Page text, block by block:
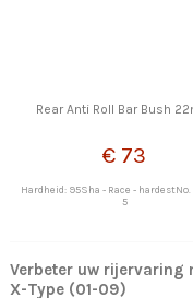
Rear Anti Roll Bar Bush
€ 73
Hardheid: 95Sha - Race - hardestNo.
5
Verbeter uw
X-Type (01-09)